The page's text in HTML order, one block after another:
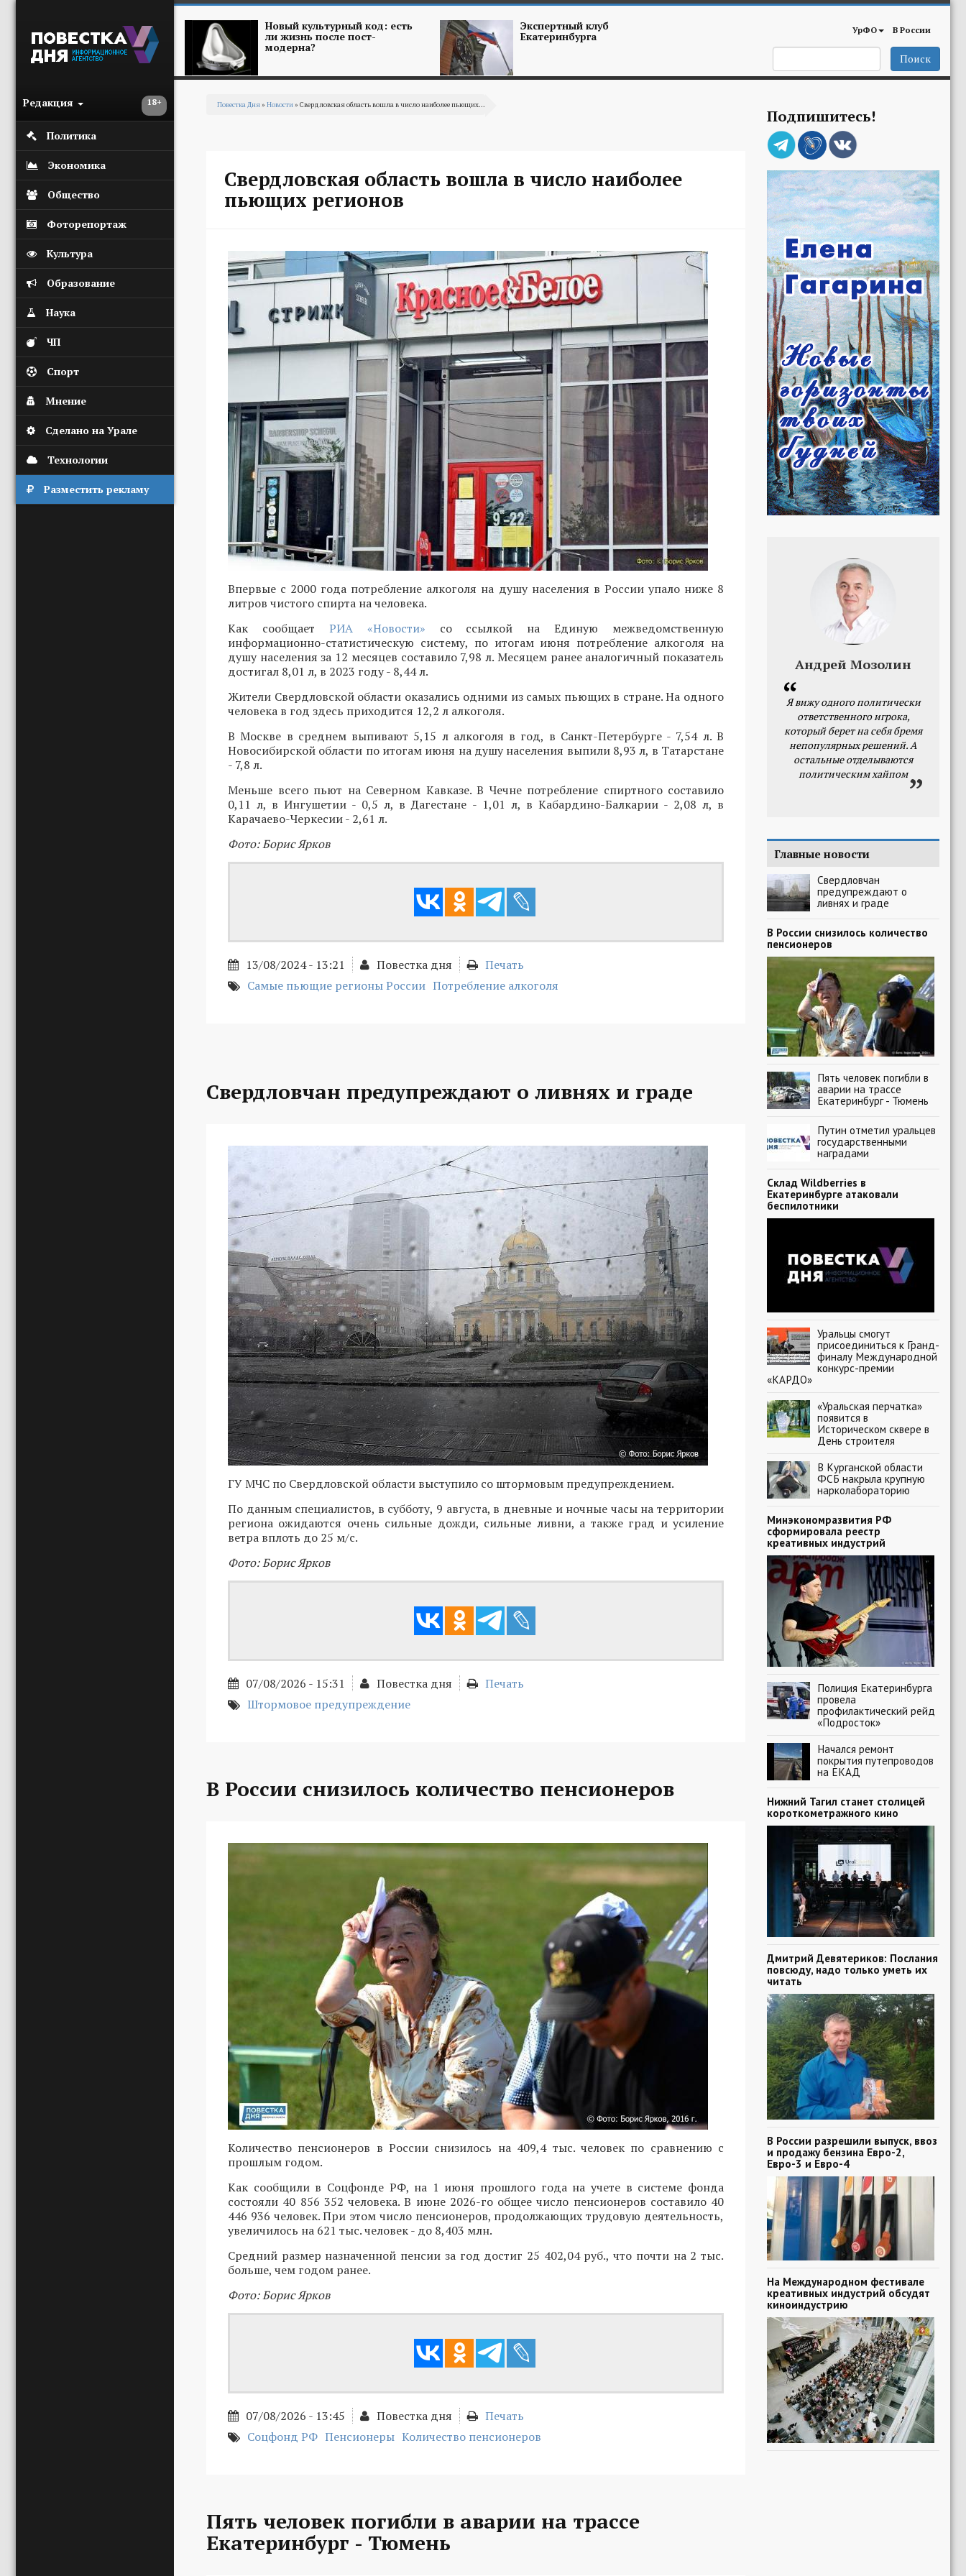
18+
Редакция
Политика
Экономика
Общество
Фоторепортаж
Культура
Образование
Наука
ЧП
Спорт
Мнение
Сделано на Урале
Технологии
Разместить рекламу
Новый культурный код: есть
ли жизнь после пост-
модерна?
Экспертный клуб
Екатеринбурга УрФО В России
Поиск
Повестка Дня» Новости» Свердловская область вошла в число наиболее пьющих...
Свердловская область вошла в число наиболее
пьющих регионов
Впервые с 2000 года потребление алкоголя на душу населения в России упало ниже 8
литров чистого спирта на человека.
Как сообщает РИА «Новости» со ссылкой на Единую межведомственную
информационно-статистическую систему, по итогам июня потребление алкоголя на
душу населения за 12 месяцев составило 7,98 л. Месяцем ранее аналогичный показатель
достигал 8,01 л, в 2023 году - 8,44 л.
Жители Свердловской области оказались одними из самых пьющих в стране. На одного
человека в год здесь приходится 12,2 л алкоголя.
В Москве в среднем выпивают 5,15 л алкоголя в год, в Санкт-Петербурге - 7,54 л. В
Новосибирской области по итогам июня на душу населения выпили 8,93 л, в Татарстане
- 7,8 л.
Меньше всего пьют на Северном Кавказе. В Чечне потребление спиртного составило
0,11 л, в Ингушетии - 0,5 л, в Дагестане - 1,01 л, в Кабардино-Балкарии - 2,08 л, в
Карачаево-Черкесии - 2,61 л.
Фото: Борис Ярков
13/08/2024 - 13:21 Повестка дня
Печать
Самые пьющие регионы России Потребление алкоголя
Свердловчан предупреждают о ливнях и граде
ГУ МЧС по Свердловской области выступило со штормовым предупреждением.
По данным специалистов, в субботу, 9 августа, в дневные и ночные часы на территории
региона ожидаются очень сильные дожди, сильные ливни, а также град и усиление
ветра вплоть до 25 м/с.
Фото: Борис Ярков
07/08/2026 - 15:31 Повестка дня
Печать
Штормовое предупреждение
В России снизилось количество пенсионеров
Количество пенсионеров в России снизилось на 409,4 тыс. человек по сравнению с
прошлым годом.
Как сообщили в Соцфонде РФ, на 1 июня прошлого года на учете в системе фонда
состояли 40 856 352 человека. В июне 2026-го общее число пенсионеров составило 40
446 936 человек. При этом число пенсионеров, продолжающих трудовую деятельность,
увеличилось на 621 тыс. человек - до 8,403 млн.
Средний размер назначенной пенсии за год достиг 25 402,04 руб., что почти на 2 тыс.
больше, чем годом ранее.
Фото: Борис Ярков
07/08/2026 - 13:45 Повестка дня
Печать
Соцфонд РФ Пенсионеры Количество пенсионеров
Пять человек погибли в аварии на трассе
Екатеринбург - Тюмень
Подпишитесь!
Андрей Мозолин
Я вижу одного политически
ответственного игрока,
который берет на себя бремя
непопулярных решений. А
остальные отделываются
политическим хайпом
Главные новости
Свердловчан
предупреждают о
ливнях и граде
В России снизилось количество
пенсионеров
Пять человек погибли в
аварии на трассе
Екатеринбург - Тюмень
Путин отметил уральцев
государственными
наградами
Склад Wildberries в
Екатеринбурге атаковали
беспилотники
Уральцы смогут
присоединиться к Гранд-
финалу Международной
конкурс-премии
«КАРДО»
«Уральская перчатка»
появится в
Историческом сквере в
День строителя
В Курганской области
ФСБ накрыла крупную
нарколабораторию
Минэкономразвития РФ
сформировала реестр
креативных индустрий
Полиция Екатеринбурга
провела
профилактический рейд
«Подросток»
Начался ремонт
покрытия путепроводов
на ЕКАД
Нижний Тагил станет столицей
короткометражного кино
Дмитрий Девятериков: Послания
повсюду, надо только уметь их
читать
В России разрешили выпуск, ввоз
и продажу бензина Евро-2,
Евро-3 и Евро-4
На Международном фестивале
креативных индустрий обсудят
киноиндустрию